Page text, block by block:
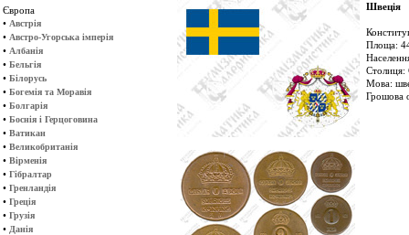
Європа
• Австрія
• Австро-Угорська імперія
• Албанія
• Бельгія
• Білорусь
• Богемія та Моравія
• Болгарія
• Боснія і Герцоговина
• Ватикан
• Великобританія
• Вірменія
• Гібралтар
• Гренландія
• Греція
• Грузія
• Данія
Швеція
Площа:
Столиця:
Мова:
Грошова